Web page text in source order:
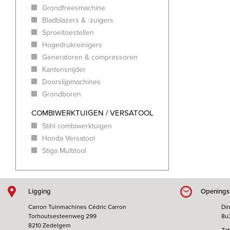
Grondfreesmachine
Bladblazers & -zuigers
Sproeitoestellen
Hogedrukreinigers
Generatoren & compressoren
Kantensnijder
Doorslijpmachines
Grondboren
COMBIWERKTUIGEN / VERSATOOL
Stihl combiwerktuigen
Honda Versatool
Stiga Multitool
Ligging
Carron Tuinmachines Cédric Carron
Torhoutsesteenweg 299
8210 Zedelgem